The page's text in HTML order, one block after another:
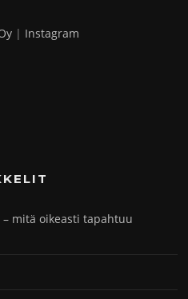
| Instagram
– mitä oikeasti tapahtuu